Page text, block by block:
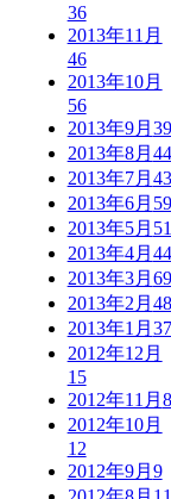
36
2013年11月
46
2013年10月
56
2013年9月 39
2013年8月 44
2013年7月 43
2013年6月 59
2013年5月 51
2013年4月 44
2013年3月 69
2013年2月 48
2013年1月 37
2012年12月
15
2012年11月 8
2012年10月
12
2012年9月 9